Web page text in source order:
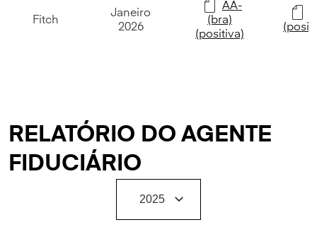
Fitch
Janeiro
2026
AA-
(bra)
(positiva)
RELATÓRIO DO AGENTE
FIDUCIÁRIO